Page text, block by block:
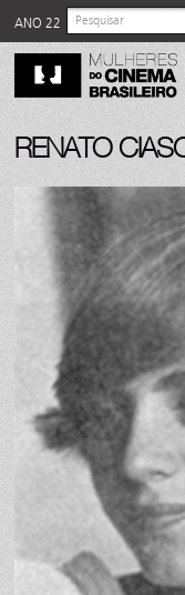
ANO 22
RENATO